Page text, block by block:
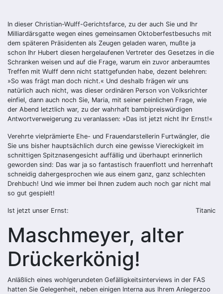
In dieser Christian-Wulff-Gerichtsfarce, zu der auch Sie und Ihr
Milliardärsgatte wegen eines gemeinsamen Oktoberfestbesuchs mit
dem späteren Präsidenten als Zeugen geladen waren, mußte ja
schon Ihr Hubert diesen hergelaufenen Vertreter des Gesetzes in die
Schranken weisen und auf die Frage, warum ein zuvor anberaumtes
Treffen mit Wulff denn nicht stattgefunden habe, dezent belehren:
»So was frägt man doch nicht.« Und deshalb frägen wir uns
natürlich auch nicht, was dieser ordinären Person von Volksrichter
einfiel, dann auch noch Sie, Maria, mit seiner peinlichen Frage, wie
der Abend letztlich war, zu der wahrhaft bambipreiswürdigen
Antwortverweigerung zu veranlassen: »Das ist jetzt nicht Ihr Ernst!«
Verehrte vielprämierte Ehe- und Frauendarstellerin Furtwängler, die
Sie uns bisher hauptsächlich durch eine gewisse Viereckigkeit im
schnittigen Spitznasengesicht auffällig und überhaupt erinnerlich
geworden sind: Das war ja so fantastisch frauenflott und herrenhaft
schneidig dahergesprochen wie aus einem ganz, ganz schlechten
Drehbuch! Und wie immer bei Ihnen zudem auch noch gar nicht mal
so gut gespielt!
Ist jetzt unser Ernst: Titanic
Maschmeyer, alter
Drückerkönig!
Anläßlich eines wohlgerundeten Gefälligkeitsinterviews in der FAS
hatten Sie Gelegenheit, neben einigen Interna aus Ihrem Anlegerzoo